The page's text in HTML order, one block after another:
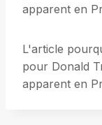
apparent en
L'article
pour Donald
apparent en